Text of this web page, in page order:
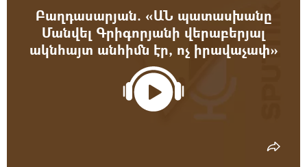
Բաղդասարյան. «ԱՆ պատասխանը
Մանվել Գրիգորյանի վերաբերյալ
ակնհայտ անհիմն էր, ոչ իրավաչափ»